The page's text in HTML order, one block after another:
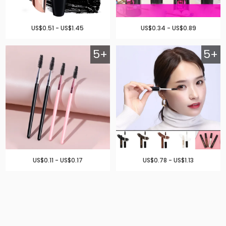
US$0.51 - US$1.45 US$0.34 - US$0.89
5+
US$0.11 - US$0.17
5+
US$0.78 - US$1.13